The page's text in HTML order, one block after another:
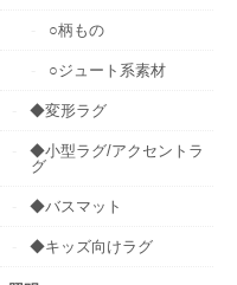
○柄もの
○ジュート系素材
◆変形ラグ
◆小型ラグ/アクセントラ
グ
◆バスマット
◆キッズ向けラグ